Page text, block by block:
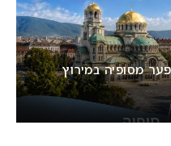
מסופיה במירוץ